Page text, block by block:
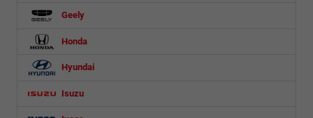
Geely
Honda
Hyundai
Isuzu